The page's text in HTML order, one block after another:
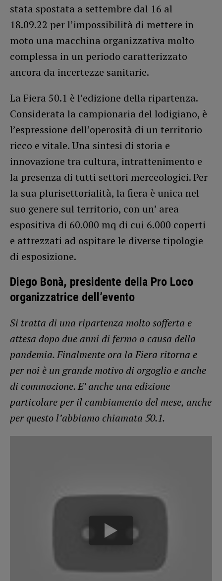
stata spostata a settembre dal 16 al
18.09.22 per l’impossibilità di mettere in
moto una macchina organizzativa molto
complessa in un periodo caratterizzato
ancora da incertezze sanitarie.
La Fiera 50.1 è l’edizione della ripartenza.
Considerata la campionaria del lodigiano, è
l’espressione dell’operosità di un territorio
ricco e vitale. Una sintesi di storia e
innovazione tra cultura, intrattenimento e
la presenza di tutti settori merceologici. Per
la sua plurisettorialità, la fiera è unica nel
suo genere sul territorio, con un’ area
espositiva di 60.000 mq di cui 6.000 coperti
e attrezzati ad ospitare le diverse tipologie
di esposizione.
Diego Bonà, presidente della Pro Loco
organizzatrice dell’evento
Si tratta di una ripartenza molto sofferta e
attesa dopo due anni di fermo a causa della
pandemia. Finalmente ora la Fiera ritorna e
per noi è un grande motivo di orgoglio e anche
di commozione. E’ anche una edizione
particolare per il cambiamento del mese, anche
per questo l’abbiamo chiamata 50.1.